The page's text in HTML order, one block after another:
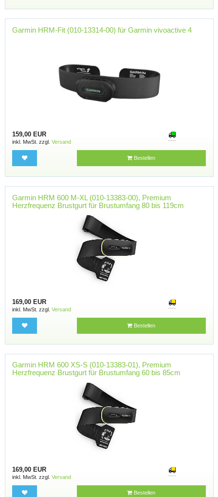
Garmin HRM-Fit (010-13314-00) für Garmin vivoactive 4
159,00 EUR
inkl. MwSt. zzgl. Versand
Bestellen
Garmin HRM 600 M-XL (010-13383-00), Premium
Herzfrequenz Brustgurt für Brustumfang 80 bis 119cm
169,00 EUR
inkl. MwSt. zzgl. Versand
Bestellen
Garmin HRM 600 XS-S (010-13383-01), Premium
Herzfrequenz Brustgurt für Brustumfang 60 bis 85cm
169,00 EUR
inkl. MwSt. zzgl. Versand
Bestellen